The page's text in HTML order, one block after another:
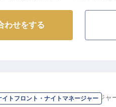
わせをする
イトフロント・ナイトマネージャー
ナイトフロント・ナイトマネージャ